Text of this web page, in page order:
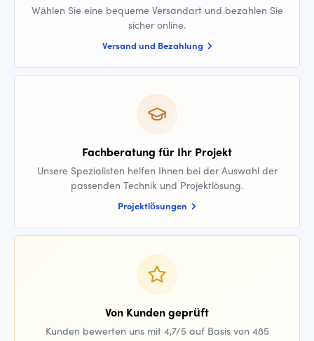
Wählen Sie eine bequeme Versandart und bezahlen Sie
sicher online.
Versand und Bezahlung
Fachberatung für Ihr Projekt
Unsere Spezialisten helfen Ihnen bei der Auswahl der
passenden Technik und Projektlösung.
Projektlösungen
Von Kunden geprüft
Kunden bewerten uns mit 4,7/5 auf Basis von 485